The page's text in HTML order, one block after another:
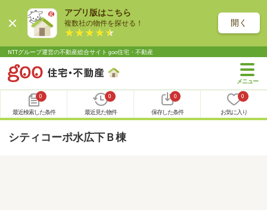
アプリ版はこちら
複数社の物件を探せる！ 開く
NTTグループ運営の不動産総合サイト goo住宅・不動産
0
最近検索した条件
0
最近見た物件
0
保存した条件
0
お気に入り
シティコーポ水広下Ｂ棟